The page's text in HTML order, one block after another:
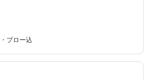
ブロー込